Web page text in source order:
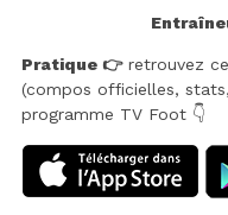
Pratique 👉retrouvez
(compos officielles,
programme TV Foot 👇